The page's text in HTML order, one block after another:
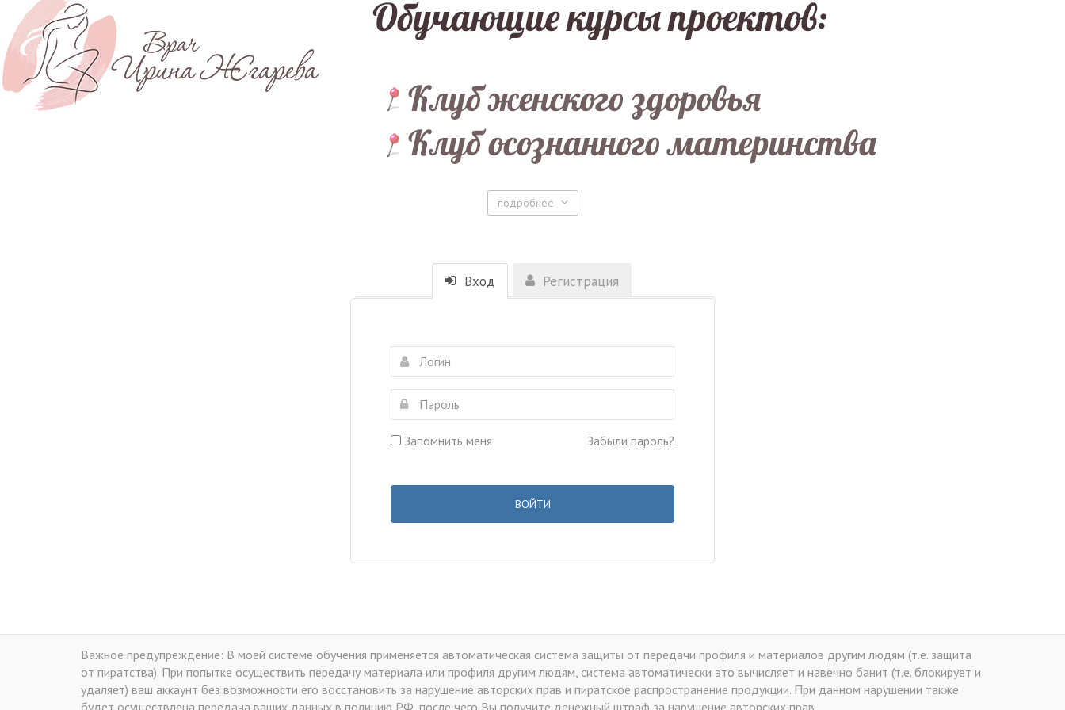
подробнее
Вход Регистрация
Запомнить меня Забыли пароль?
ВОЙТИ
Важное предупреждение: В моей системе обучения применяется автоматическая система защиты от передачи профиля и материалов другим людям (т.е. защита
от пиратства). При попытке осуществить передачу материала или профиля другим людям, система автоматически это вычисляет и навечно банит (т.е. блокирует и
удаляет) ваш аккаунт без возможности его восстановить за нарушение авторских прав и пиратское распространение продукции. При данном нарушении также
будет осуществлена передача ваших данных в полицию РФ, после чего Вы получите денежный штраф за нарушение авторских прав.